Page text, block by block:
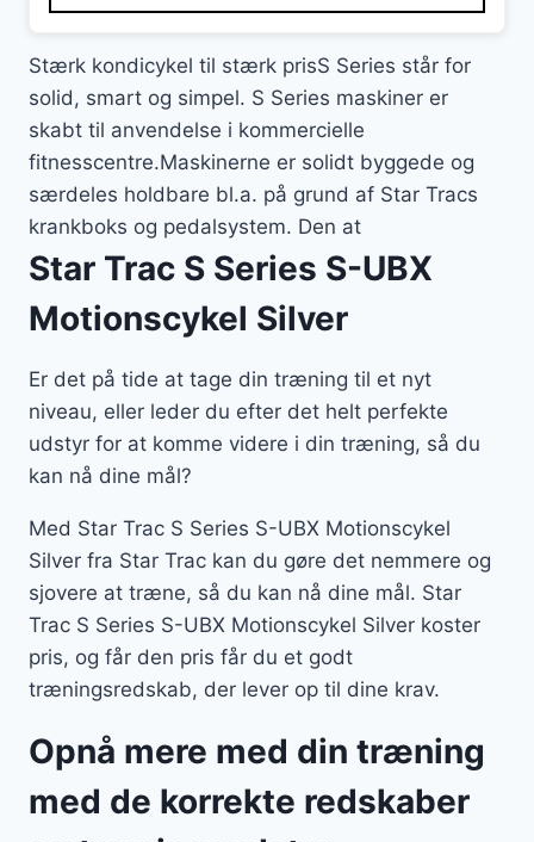
Stærk kondicykel til stærk prisS Series står for
solid, smart og simpel. S Series maskiner er
skabt til anvendelse i kommercielle
fitnesscentre.Maskinerne er solidt byggede og
særdeles holdbare bl.a. på grund af Star Tracs
krankboks og pedalsystem. Den at
Star Trac S Series S-UBX
Motionscykel Silver
Er det på tide at tage din træning til et nyt
niveau, eller leder du efter det helt perfekte
udstyr for at komme videre i din træning, så du
kan nå dine mål?
Med Star Trac S Series S-UBX Motionscykel
Silver fra Star Trac kan du gøre det nemmere og
sjovere at træne, så du kan nå dine mål. Star
Trac S Series S-UBX Motionscykel Silver koster
pris, og får den pris får du et godt
træningsredskab, der lever op til dine krav.
Opnå mere med din træning
med de korrekte redskaber